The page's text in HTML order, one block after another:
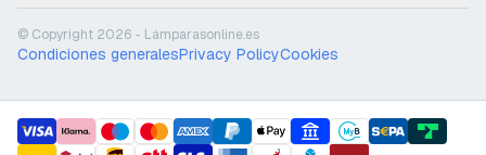
© Copyright 2026 - Lámparasonline.es
Condiciones generalesPrivacy PolicyCookies
payment methods